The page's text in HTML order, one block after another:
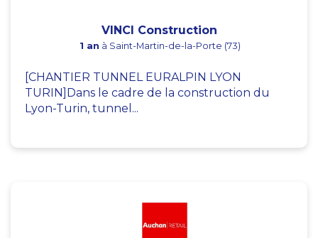
VINCI Construction
1 an à Saint-Martin-de-la-Porte (73)
[CHANTIER TUNNEL EURALPIN LYON
TURIN]Dans le cadre de la construction du
Lyon-Turin, tunnel...